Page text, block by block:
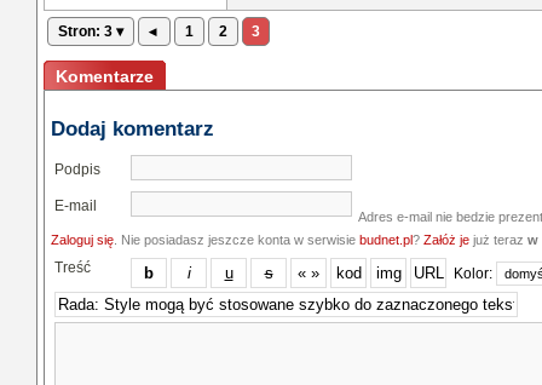
Stron: 3 ▾ ◂ 1 2 3
Komentarze
Dodaj komentarz
Podpis
E-mail
Adres e-mail nie bedzie
Zaloguj się . Nie posiadasz jeszcze konta w serwisie budnet.pl? Załóż je już teraz w
Treść Kolor: